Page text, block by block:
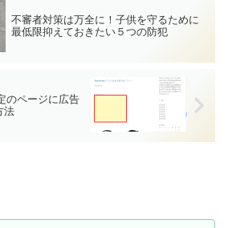
不審者対策は万全に！子供を守るために
最低限抑えておきたい５つの防犯
のページに広告
法